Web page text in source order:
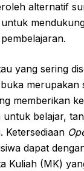
alternatif
yang sering
merupakan
memberikan
untuk belajar,
Ketersediaan
dapat
Kuliah (MK)